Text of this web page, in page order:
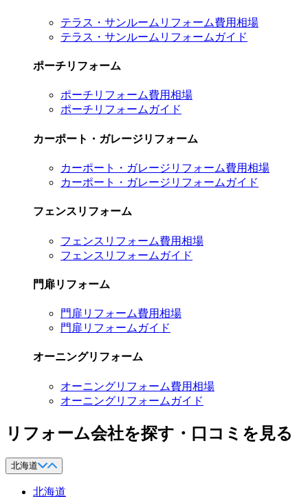
テラス・サンルームリフォーム費用相場
テラス・サンルームリフォームガイド
ポーチリフォーム
ポーチリフォーム費用相場
ポーチリフォームガイド
カーポート・ガレージリフォーム
カーポート・ガレージリフォーム費用相場
カーポート・ガレージリフォームガイド
フェンスリフォーム
フェンスリフォーム費用相場
フェンスリフォームガイド
門扉リフォーム
門扉リフォーム費用相場
門扉リフォームガイド
オーニングリフォーム
オーニングリフォーム費用相場
オーニングリフォームガイド
リフォーム会社を探す・口コミを見る
北海道
北海道